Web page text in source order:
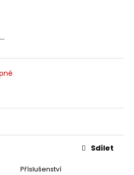
Příslušenství
Sdílet